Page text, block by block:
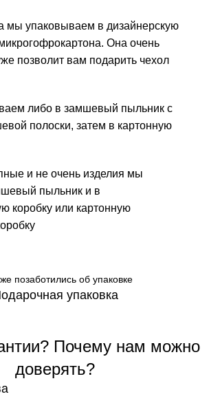
мы упаковываем в дизайнерскую
Она очень
позволит вам подарить чехол
либо в замшевый пыльник с
полоски, затем в картонную
и не очень изделия мы
пыльник и в
коробку или картонную
позаботились об упаковке
упаковка
Почему нам можно
доверять?